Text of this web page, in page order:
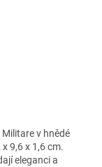
v hnědé
9,6 x 1,6 cm.
eleganci a